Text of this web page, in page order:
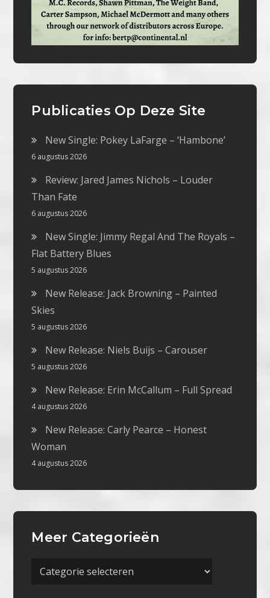
Publicaties Op Deze Site
New Single: Pokey LaFarge – ‘Hambone’
6 augustus 2026
Review: Jared James Nichols – Louder
Than Fate
6 augustus 2026
New Single: Jimmy Regal And The Royals –
Flat Battery Blues
5 augustus 2026
New Release: Jack Browning – Painted
Skies
5 augustus 2026
New Release: Niels Buijs – Carouser
5 augustus 2026
New Release: Erin McCallum – Full Spread
4 augustus 2026
New Release: Carly Pearce – Honest
Woman
4 augustus 2026
Meer Categorieën
Meer